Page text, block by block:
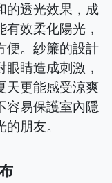
的透光效果，成
效柔化陽光，
便。紗簾的設計
睛造成刺激，
天更能感受涼爽
容易保護室內隱
朋友。